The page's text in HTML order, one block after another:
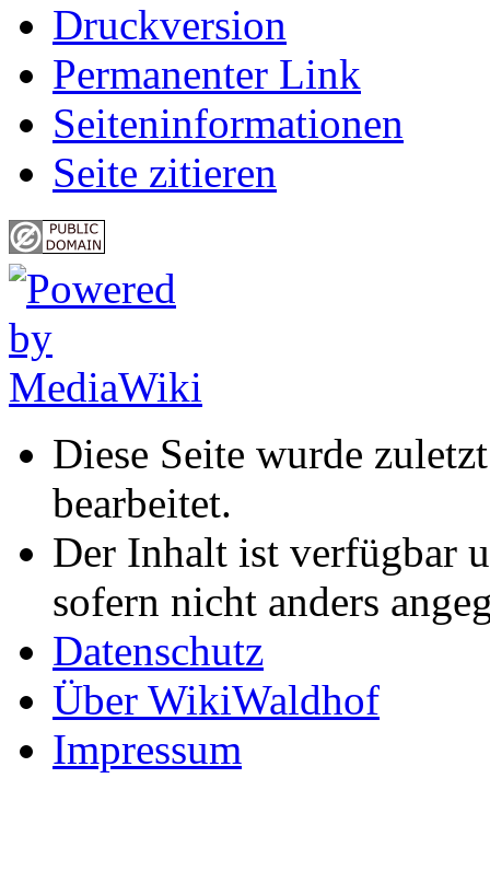
Druckversion
Permanenter Link
Seiten­informationen
Seite zitieren
Diese Seite wurde
bearbeitet.
Der Inhalt ist verfügbar
sofern nicht anders
Datenschutz
Über WikiWaldhof
Impressum